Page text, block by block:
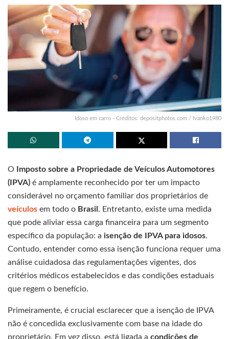
Idoso em carro - Créditos: depositphotos.com / Ivanko1980
O
Imposto sobre a Propriedade de Veículos Automotores
(IPVA) é amplamente reconhecido por ter um impacto
considerável no orçamento familiar dos proprietários de
veículos em todo o Brasil . Entretanto, existe uma medida
que pode aliviar essa carga financeira para um segmento
específico da população: a isenção de IPVA para idosos.
Contudo, entender como essa isenção funciona requer uma
análise cuidadosa das regulamentações vigentes, dos
critérios médicos estabelecidos e das condições estaduais
que regem o benefício.
Primeiramente, é crucial esclarecer que a isenção de IPVA
não é concedida exclusivamente com base na idade do
proprietário. Em vez disso, está ligada a condições de